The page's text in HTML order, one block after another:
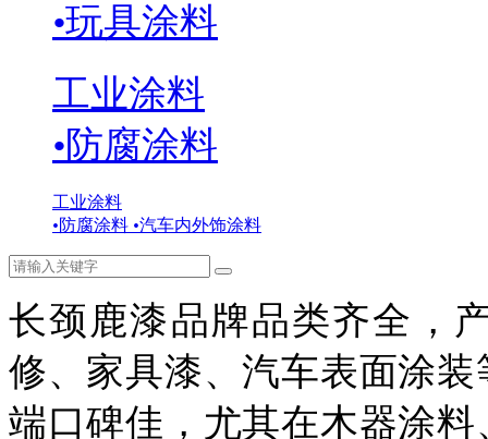
•玩具涂料
工业涂料
•防腐涂料
工业涂料
•防腐涂料 •汽车内外饰涂料
长颈鹿漆品牌品类齐全，
修、家具漆、汽车表面涂
端口碑佳，尤其在木器涂